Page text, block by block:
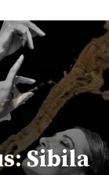
Sibila